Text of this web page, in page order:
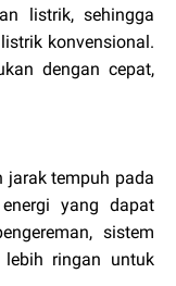
listrik, sehingga
konvensional.
dengan cepat,
jarak tempuh pada
yang dapat
sistem
lebih ringan untuk